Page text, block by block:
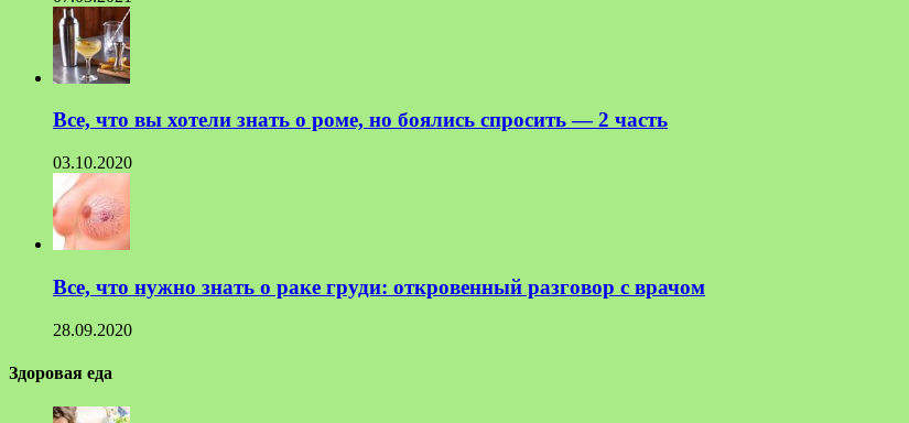
Все, что вы хотели знать о роме, но боялись спросить — 2 часть
03.10.2020
Все, что нужно знать о раке груди: откровенный разговор с врачом
28.09.2020
Здоровая еда